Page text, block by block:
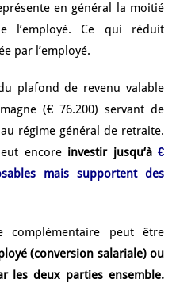
en général la moitié
l’employé. Ce qui réduit
par l’employé.
plafond de revenu valable
(€ 76.200) servant de
régime général de retraite.
encore investir jusqu‘à €
mais supportent des
peut être
(conversion salariale) ou
les deux parties ensemble.